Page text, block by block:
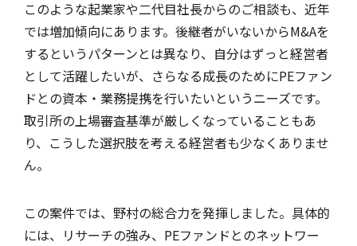
このような起業家や二代目社長からのご相談も、近年
では増加傾向にあります。後継者がいないからM&Aを
するというパターンとは異なり、自分はずっと経営者
として活躍したいが、さらなる成長のためにPEファン
ドとの資本・業務提携を行いたいというニーズです。
取引所の上場審査基準が厳しくなっていることもあ
り、こうした選択肢を考える経営者も少なくありませ
ん。
この案件では、野村の総合力を発揮しました。具体的
には、リサーチの強み、PEファンドとのネットワー